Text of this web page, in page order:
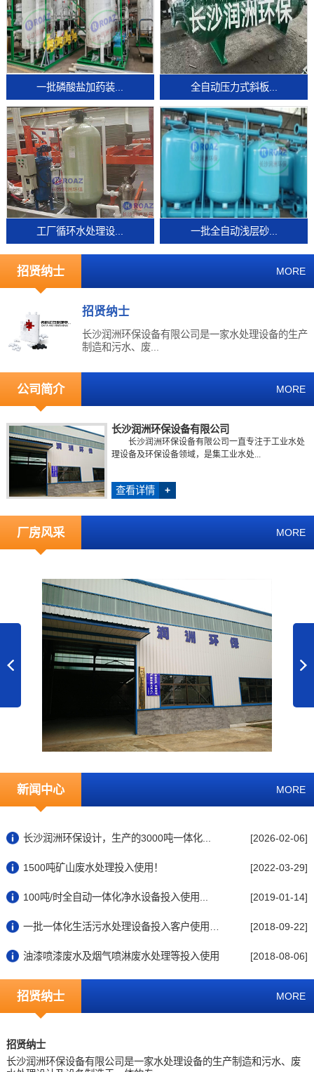
一批磷酸盐加药装... 全自动压力式斜板...
工厂循环水处理设... 一批全自动浅层砂...
招贤纳士 MORE
招贤纳士
长沙润洲环保设备有限公司是一家水处理设备的生产
制造和污水、废...
公司简介 MORE
长沙润洲环保设备有限公司
长沙润洲环保设备有限公司一直专注于工业水处
理设备及环保设备领域，是集工业水处...
查看详情 +
厂房风采 MORE
新闻中心 MORE
长沙润洲环保设计，生产的3000吨一体化... [2026-02-06]
1500吨矿山废水处理投入使用！ [2022-03-29]
100吨/时全自动一体化净水设备投入使用... [2019-01-14]
[2018-09-22]
油漆喷漆废水及烟气喷淋废水处理等投入使用 [2018-08-06]
招贤纳士 MORE
招贤纳士
长沙润洲环保设备有限公司是一家水处理设备的生产制造和污水、废